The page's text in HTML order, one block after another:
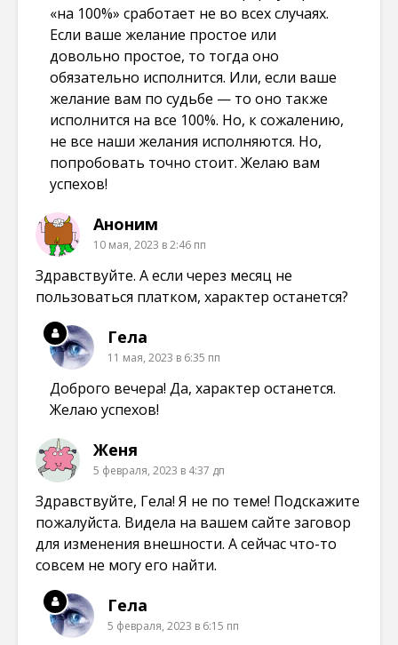
«на 100%» сработает не во всех случаях.
Если ваше желание простое или
довольно простое, то тогда оно
обязательно исполнится. Или, если ваше
желание вам по судьбе — то оно также
исполнится на все 100%. Но, к сожалению,
не все наши желания исполняются. Но,
попробовать точно стоит. Желаю вам
успехов!
Аноним
10 мая, 2023 в 2:46 пп
Здравствуйте. А если через месяц не
пользоваться платком, характер останется?
Гела
11 мая, 2023 в 6:35 пп
Доброго вечера! Да, характер останется.
Желаю успехов!
Женя
5 февраля, 2023 в 4:37 дп
Здравствуйте, Гела! Я не по теме! Подскажите
пожалуйста. Видела на вашем сайте заговор
для изменения внешности. А сейчас что-то
совсем не могу его найти.
Гела
5 февраля, 2023 в 6:15 пп